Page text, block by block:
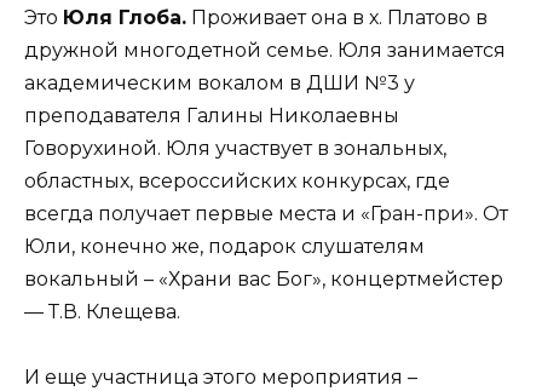
Это Юля Глоба. Проживает она в х. Платово в
дружной многодетной семье. Юля занимается
академическим вокалом в ДШИ №3 у
преподавателя Галины Николаевны
Говорухиной. Юля участвует в зональных,
областных, всероссийских конкурсах, где
всегда получает первые места и «Гран-при». От
Юли, конечно же, подарок слушателям
вокальный – «Храни вас Бог», концертмейстер
— Т.В. Клещева.
И еще участница этого мероприятия –